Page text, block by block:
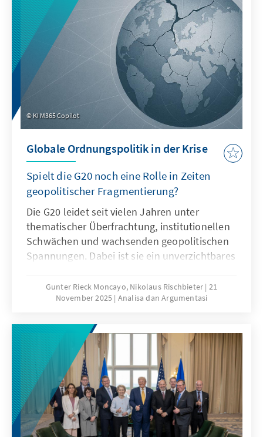
WTO wird auch dieses Mal nicht gelingen. Das
ist zwar keine gute Nachricht für die globale
Handelsordnung, es bedeutet aber nicht, dass
den konstruktiven Kräften innerhalb der
Weltgemeinschaft und insbesondere der EU
die Hände gebunden sind.
KI M365 Copilot
Globale Ordnungspolitik in der Krise
Spielt die G20 noch eine Rolle in Zeiten
geopolitischer Fragmentierung?
Die G20 leidet seit vielen Jahren unter
thematischer Überfrachtung, institutionellen
Schwächen und wachsenden geopolitischen
Spannungen. Dabei ist sie ein unverzichtbares
muss daher ihre Legitimität und Wirksamkeit
zurückgewinnen. Dies kann nur gelingen,
konzentriert, die Troika zu einer mehrjährigen
Planungsinstanz weiterentwickelt, die OECD
als Quasi-Sekretariat institutionell stärkt und
ihre Arbeitsweise stärker auf umsetzbare
Ergebnisse ausrichtet.
Gunter Rieck Moncayo, Nikolaus Rischbieter 21
November 2025 Analisa dan Argumentasi